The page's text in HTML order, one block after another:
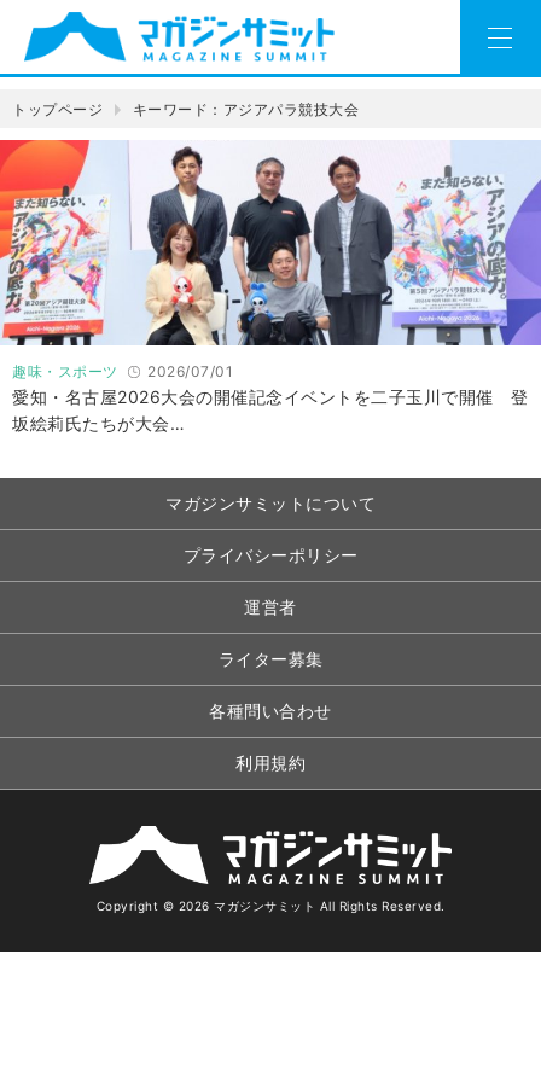
トップページ キーワード：アジアパラ競技大会
趣味・スポーツ 2026/07/01
愛知・名古屋2026大会の開催記念イベントを二子玉川で開催 登
坂絵莉氏たちが大会…
マガジンサミットについて
プライバシーポリシー
運営者
ライター募集
各種問い合わせ
利用規約
Copyright © 2026 マガジンサミット All Rights Reserved.